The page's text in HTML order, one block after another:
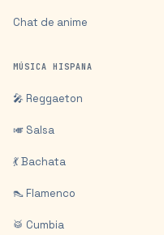
Chat de anime
MÚSICA HISPANA
🎤 Reggaeton
🎺 Salsa
💃 Bachata
👠 Flamenco
🥁 Cumbia